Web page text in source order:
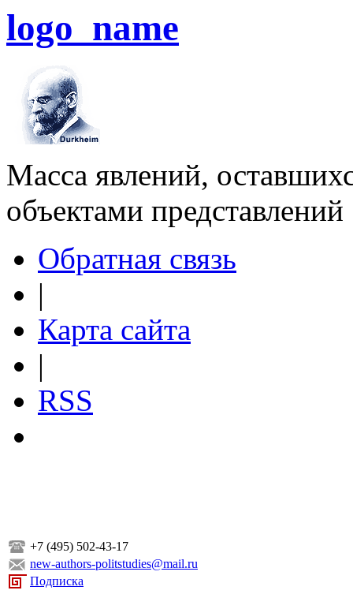
logo_name
Масса явлений,
объектами представлений
Обратная связь
|
Карта сайта
|
RSS
+7 (495) 502-43-17
new-authors-politstudies@mail.ru
Подписка